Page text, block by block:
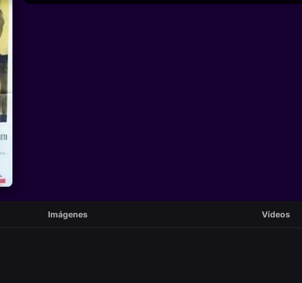
Imágenes Vídeos